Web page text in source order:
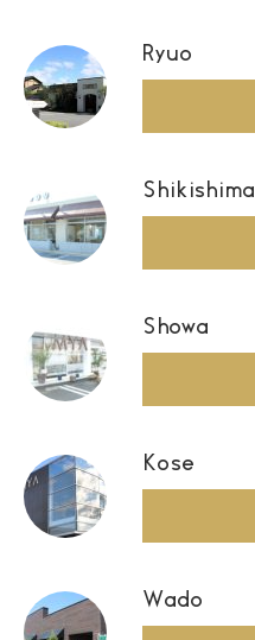
Ryuo
Shikishima
Showa
Kose
Wado